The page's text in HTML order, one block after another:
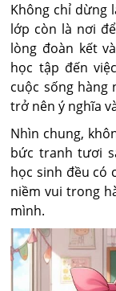
Không chỉ dừng
lớp còn là nơi
lòng đoàn kết
học tập đến
cuộc sống hàng
trở nên ý nghĩa
Nhìn chung,
bức tranh tươi
học sinh đều có
niềm vui trong
mình.